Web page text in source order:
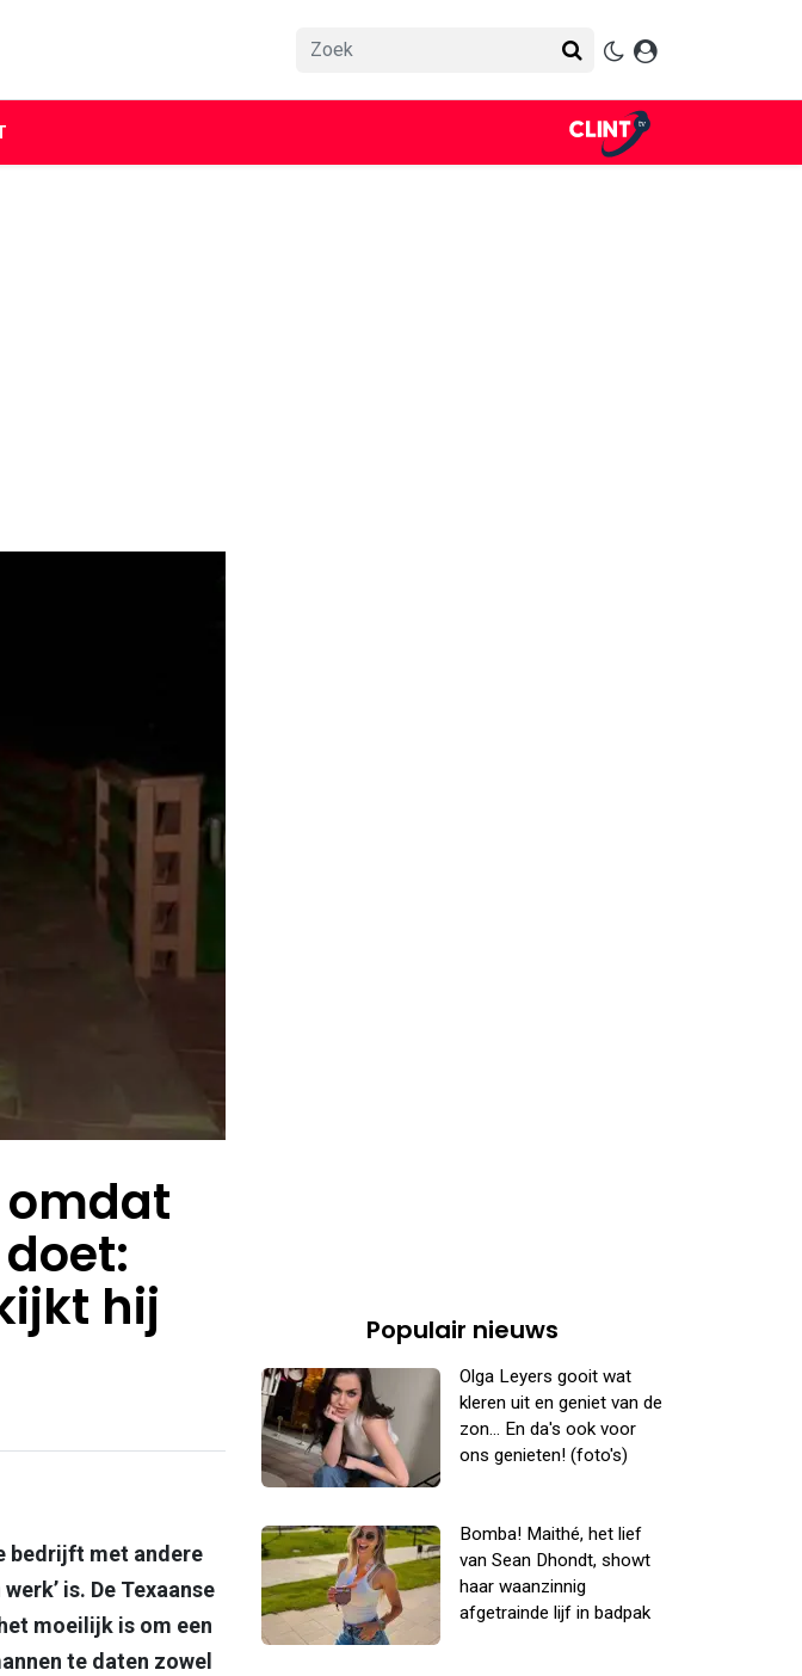
omdat
hij
bedrijft met andere
is. De Texaanse
moeilijk is om een
te daten zowel
Populair nieuws
Olga Leyers gooit wat
kleren uit en geniet van de
zon... En da's ook voor
ons genieten! (foto's)
Bomba! Maithé, het lief
van Sean Dhondt, showt
haar waanzinnig
afgetrainde lijf in badpak